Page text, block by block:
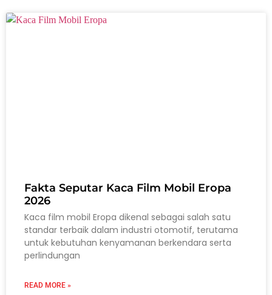
Fakta Seputar Kaca Film Mobil Eropa
2026
Kaca film mobil Eropa dikenal sebagai salah satu
standar terbaik dalam industri otomotif, terutama
untuk kebutuhan kenyamanan berkendara serta
perlindungan
READ MORE »